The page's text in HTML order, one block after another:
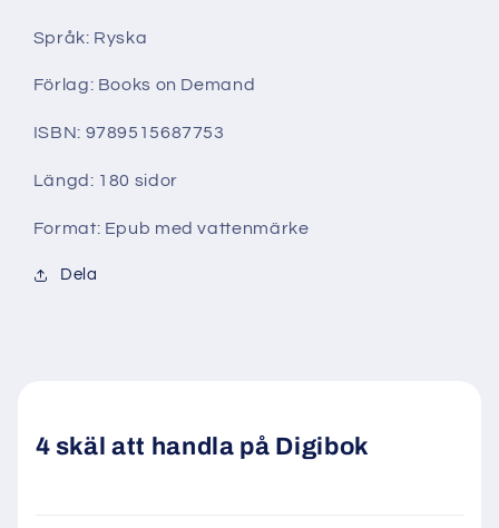
Språk: Ryska
Förlag: Books on Demand
ISBN: 9789515687753
Längd: 180 sidor
Format: Epub med vattenmärke
Dela
4 skäl att handla på Digibok